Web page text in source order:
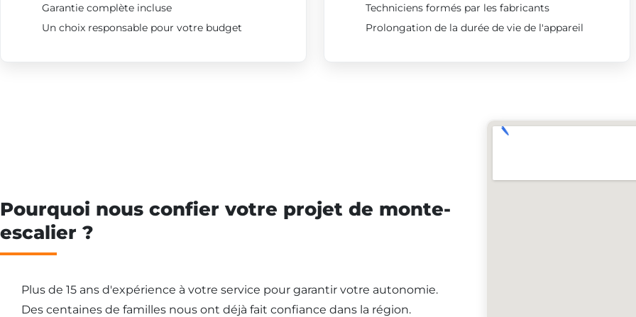
Garantie complète incluse
Un choix responsable pour votre budget
Techniciens formés par les fabricants
Prolongation de la durée de vie de l'appareil
Pourquoi nous confier votre projet de monte-
escalier ?
Plus de 15 ans d'expérience à votre service pour garantir votre autonomie.
Des centaines de familles nous ont déjà fait confiance dans la région.